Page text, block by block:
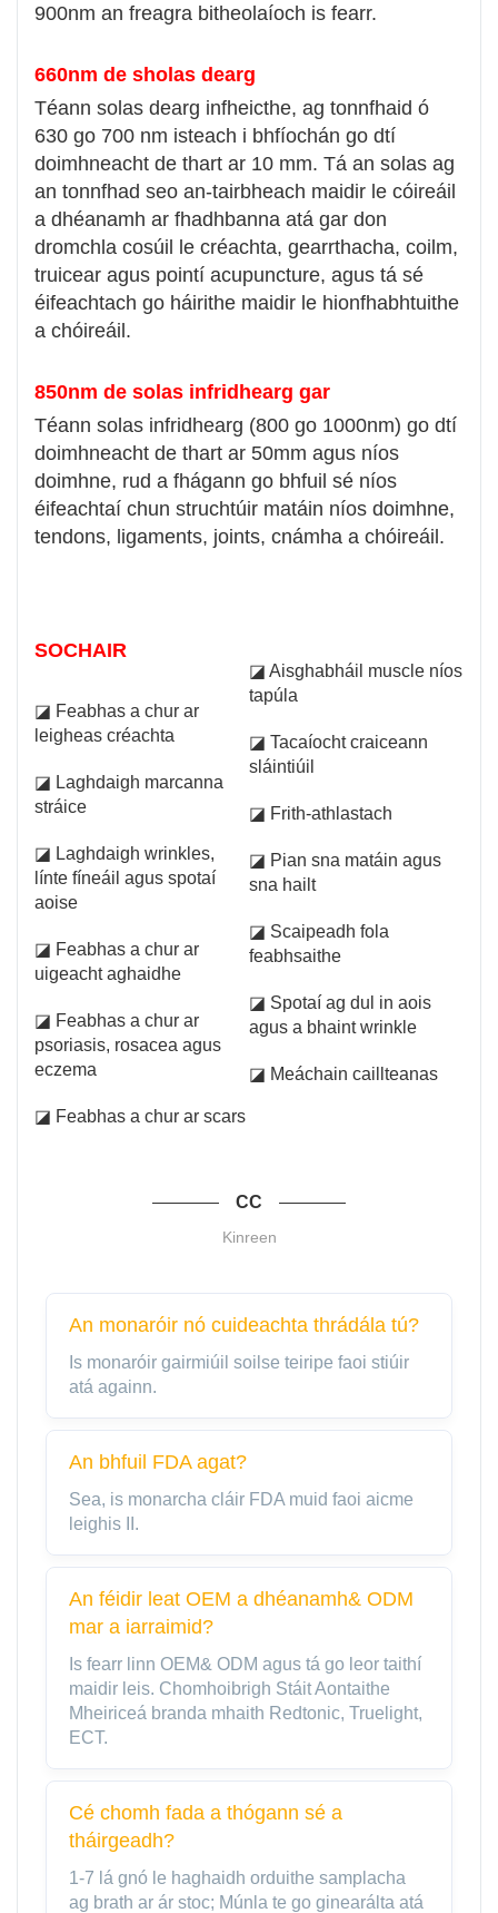
900nm an freagra bitheolaíoch is fearr.
660nm de sholas dearg
Téann solas dearg infheicthe, ag tonnfhaid ó
630 go 700 nm isteach i bhfíochán go dtí
doimhneacht de thart ar 10 mm. Tá an solas ag
an tonnfhad seo an-tairbheach maidir le cóireáil
a dhéanamh ar fhadhbanna atá gar don
dromchla cosúil le créachta, gearrthacha, coilm,
truicear agus pointí acupuncture, agus tá sé
éifeachtach go háirithe maidir le hionfhabhtuithe
a chóireáil.
850nm de solas infridhearg gar
Téann solas infridhearg (800 go 1000nm) go dtí
doimhneacht de thart ar 50mm agus níos
doimhne, rud a fhágann go bhfuil sé níos
éifeachtaí chun struchtúir matáin níos doimhne,
tendons, ligaments, joints, cnámha a chóireáil.
SOCHAIR
◪ Feabhas a chur ar
leigheas créachta
◪ Laghdaigh marcanna
stráice
◪ Laghdaigh wrinkles,
línte fíneáil agus spotaí
aoise
◪ Feabhas a chur ar
uigeacht aghaidhe
◪ Feabhas a chur ar
psoriasis, rosacea agus
eczema
◪ Feabhas a chur ar scars
◪ Aisghabháil muscle níos
tapúla
◪ Tacaíocht craiceann
sláintiúil
◪ Frith-athlastach
◪ Pian sna matáin agus
sna hailt
◪ Scaipeadh fola
feabhsaithe
◪ Spotaí ag dul in aois
agus a bhaint wrinkle
◪ Meáchain caillteanas
CC
Kinreen
An monaróir nó cuideachta thrádála tú?
Is monaróir gairmiúil soilse teiripe faoi stiúir
atá againn.
An bhfuil FDA agat?
Sea, is monarcha cláir FDA muid faoi aicme
leighis II.
An féidir leat OEM a dhéanamh& ODM
mar a iarraimid?
Is fearr linn OEM& ODM agus tá go leor taithí
maidir leis. Chomhoibrigh Stáit Aontaithe
Mheiriceá branda mhaith Redtonic, Truelight,
ECT.
Cé chomh fada a thógann sé a
tháirgeadh?
1-7 lá gnó le haghaidh orduithe samplacha
ag brath ar ár stoc; Múnla te go ginearálta atá